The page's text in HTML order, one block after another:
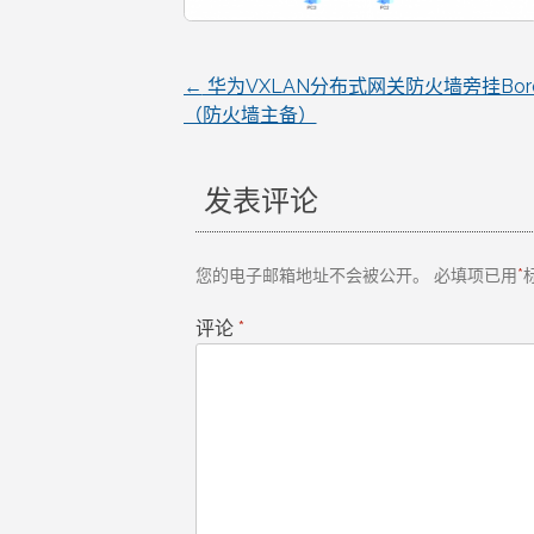
文
导
航
← 华为VXLAN分布式网关防火墙旁挂
（防火墙主备）
发表评论
您的电子邮箱地址不会被公开。 必填项已用*
评论 *